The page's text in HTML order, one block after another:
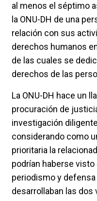
al menos el séptimo
la ONU-DH de una
relación con sus
derechos humanos
de las cuales se
derechos de las
La ONU-DH hace un
procuración de
investigación
considerando como
prioritaria la
podrían haberse
periodismo y
desarrollaban las dos